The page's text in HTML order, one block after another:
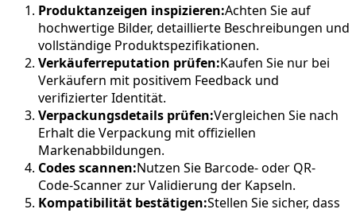
Produktanzeigen inspizieren:Achten Sie auf
hochwertige Bilder, detaillierte Beschreibungen und
vollständige Produktspezifikationen.
Verkäuferreputation prüfen:Kaufen Sie nur bei
Verkäufern mit positivem Feedback und
verifizierter Identität.
Verpackungsdetails prüfen:Vergleichen Sie nach
Erhalt die Verpackung mit offiziellen
Markenabbildungen.
Codes scannen:Nutzen Sie Barcode- oder QR-
Code-Scanner zur Validierung der Kapseln.
Kompatibilität bestätigen:Stellen Sie sicher, dass